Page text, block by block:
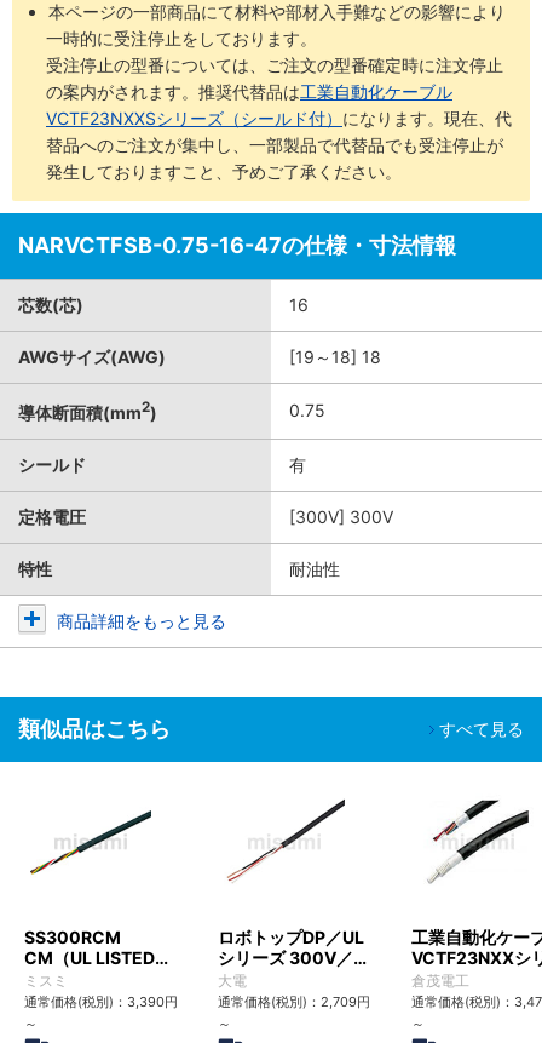
本ページの一部商品にて材料や部材入手難などの影響により
一時的に受注停止をしております。
受注停止の型番については、ご注文の型番確定時に注文停止
の案内がされます。推奨代替品は工業自動化ケーブル
VCTF23NXXSシリーズ（シールド付） になります。現在、代
替品へのご注文が集中し、一部製品で代替品でも受注停止が
発生しておりますこと、予めご了承ください。
NARVCTFSB-0.75-16-47の仕様・寸法情報
芯数(芯) 16
AWGサイズ(AWG) [19～18] 18
導体断面積(mm2) 0.75
シールド 有
定格電圧 [300V] 300V
特性 耐油性
商品詳細をもっと見る
類似品はこちら すべて見る
SS300RCM
CM（UL LISTED規
格・NEPA対応） 小
径
ミスミ
通常価格(税別)： 3,390円
～
ロボトップDP／UL
シリーズ 300V／
UL2517
大電
通常価格(税別)： 2,709円
～
工業自動化ケー
VCTF23NXXシ
ズ（耐震・UL/
対応）
倉茂電工
通常価格(税別)：
～